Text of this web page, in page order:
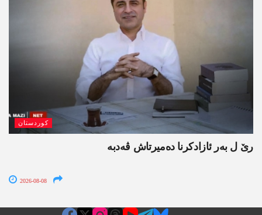
کوردستان
رێ ل بەر ئازادکرنا دەمیرتاش ڤەدبە
2026-08-08